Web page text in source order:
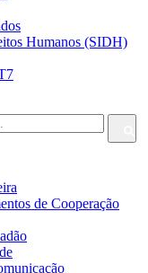
Humanos (SIDH)
de Cooperação